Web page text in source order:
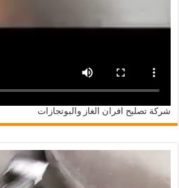
شركة تصليح افران الغاز والبوتجازات